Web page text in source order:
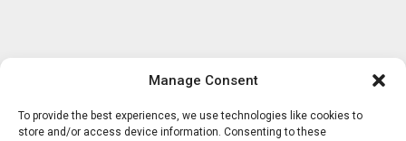
Manage Consent
To provide the best experiences, we use technologies like cookies to
store and/or access device information. Consenting to these